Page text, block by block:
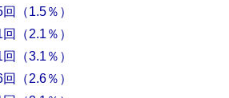
（1.5％）
（2.1％）
（3.1％）
（2.6％）